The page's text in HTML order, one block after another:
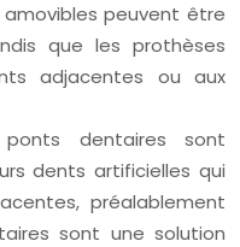
peuvent être
que les prothèses
adjacentes ou aux
ponts dentaires sont
dents artificielles qui
préalablement
sont une solution